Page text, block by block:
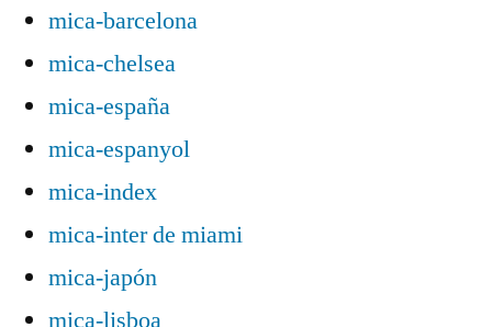
mica-barcelona
mica-chelsea
mica-españa
mica-espanyol
mica-index
mica-inter de miami
mica-japón
mica-lisboa